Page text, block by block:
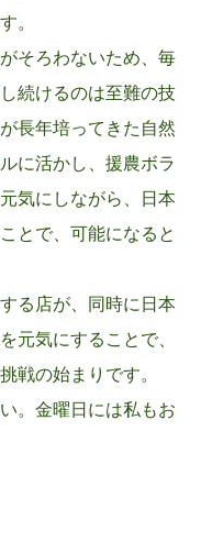
。
そろわないため、毎
続けるのは至難の技
長年培ってきた自然
に活かし、援農ボラ
気にしながら、日本
とで、可能になると
る店が、同時に日本
元気にすることで、
戦の始まりです。
。金曜日には私もお